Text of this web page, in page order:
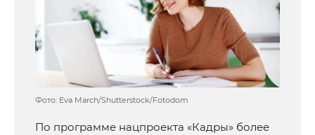
Фото: Eva March/Shutterstock/Fotodom
По программе нацпроекта «Кадры» более